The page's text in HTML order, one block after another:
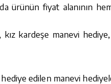
ürünün fiyat alanının
kardeşe manevi
edilen manevi